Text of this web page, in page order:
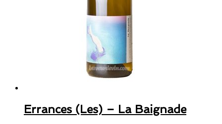
Errances (Les) – La Baignade